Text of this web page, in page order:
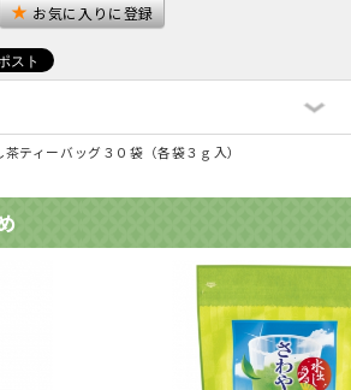
お気に入りに登録
ティーバッグ３０袋（各袋３ｇ入）